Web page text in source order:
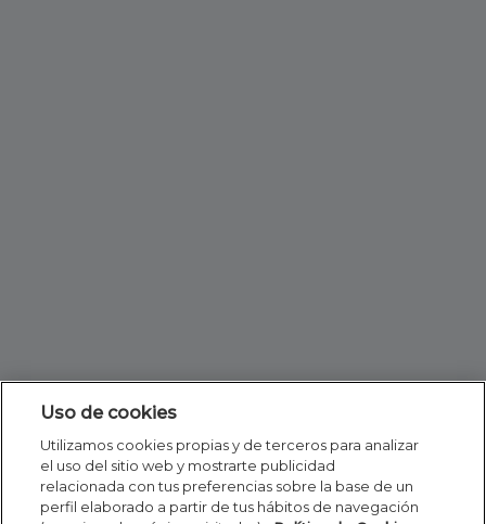
Uso de cookies
Utilizamos cookies propias y de terceros para analizar
el uso del sitio web y mostrarte publicidad
relacionada con tus preferencias sobre la base de un
perfil elaborado a partir de tus hábitos de navegación